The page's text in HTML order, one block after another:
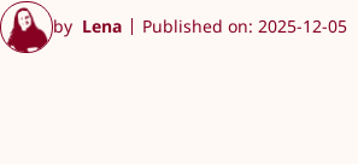
by Lena Published on: 2025-12-05